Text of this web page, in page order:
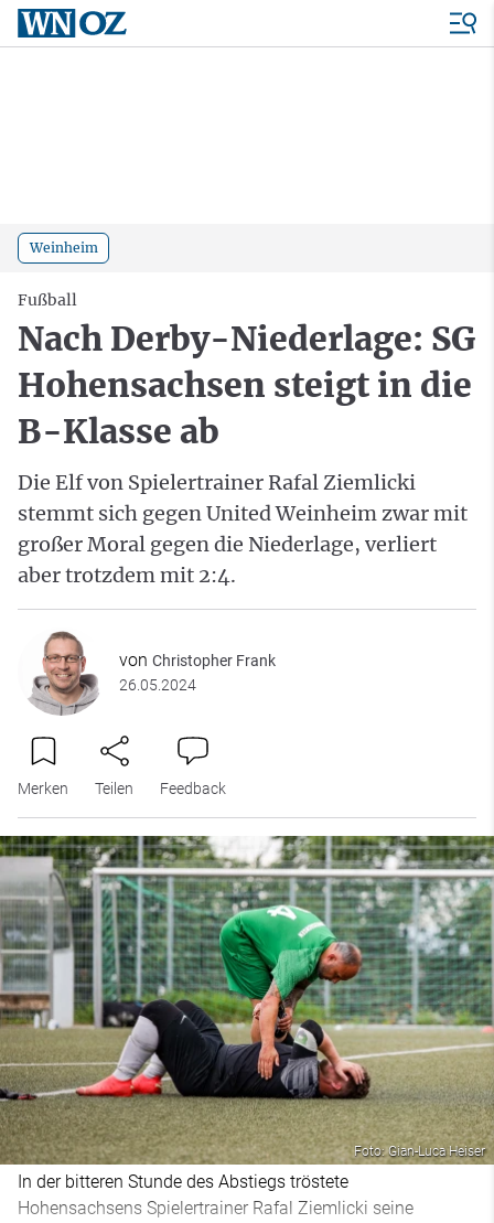
Weinheim
Fußball
Nach Derby-Niederlage: SG
Hohensachsen steigt in die
B-Klasse ab
Die Elf von Spielertrainer Rafal Ziemlicki
stemmt sich gegen United Weinheim zwar mit
großer Moral gegen die Niederlage, verliert
aber trotzdem mit 2:4.
von Christopher Frank
26.05.2024
Merken Teilen Feedback
Foto: Gian-Luca Heiser
In der bitteren Stunde des Abstiegs tröstete
Hohensachsens Spielertrainer Rafal Ziemlicki seine